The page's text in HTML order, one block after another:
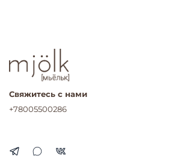
Свяжитесь с нами
+78005500286